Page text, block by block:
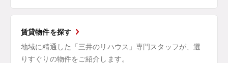
賃貸物件を探す
地域に精通した「三井のリハウス」専門スタッフが、選
りすぐりの物件をご紹介します。